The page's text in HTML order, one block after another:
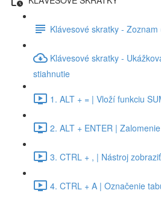
Klávesové skratky -
Klávesové skratky -
stiahnutie
1. ALT + = | Vloží funkciu
2. ALT + ENTER |
3. CTRL + , | Nástroj
4. CTRL + A | Označenie